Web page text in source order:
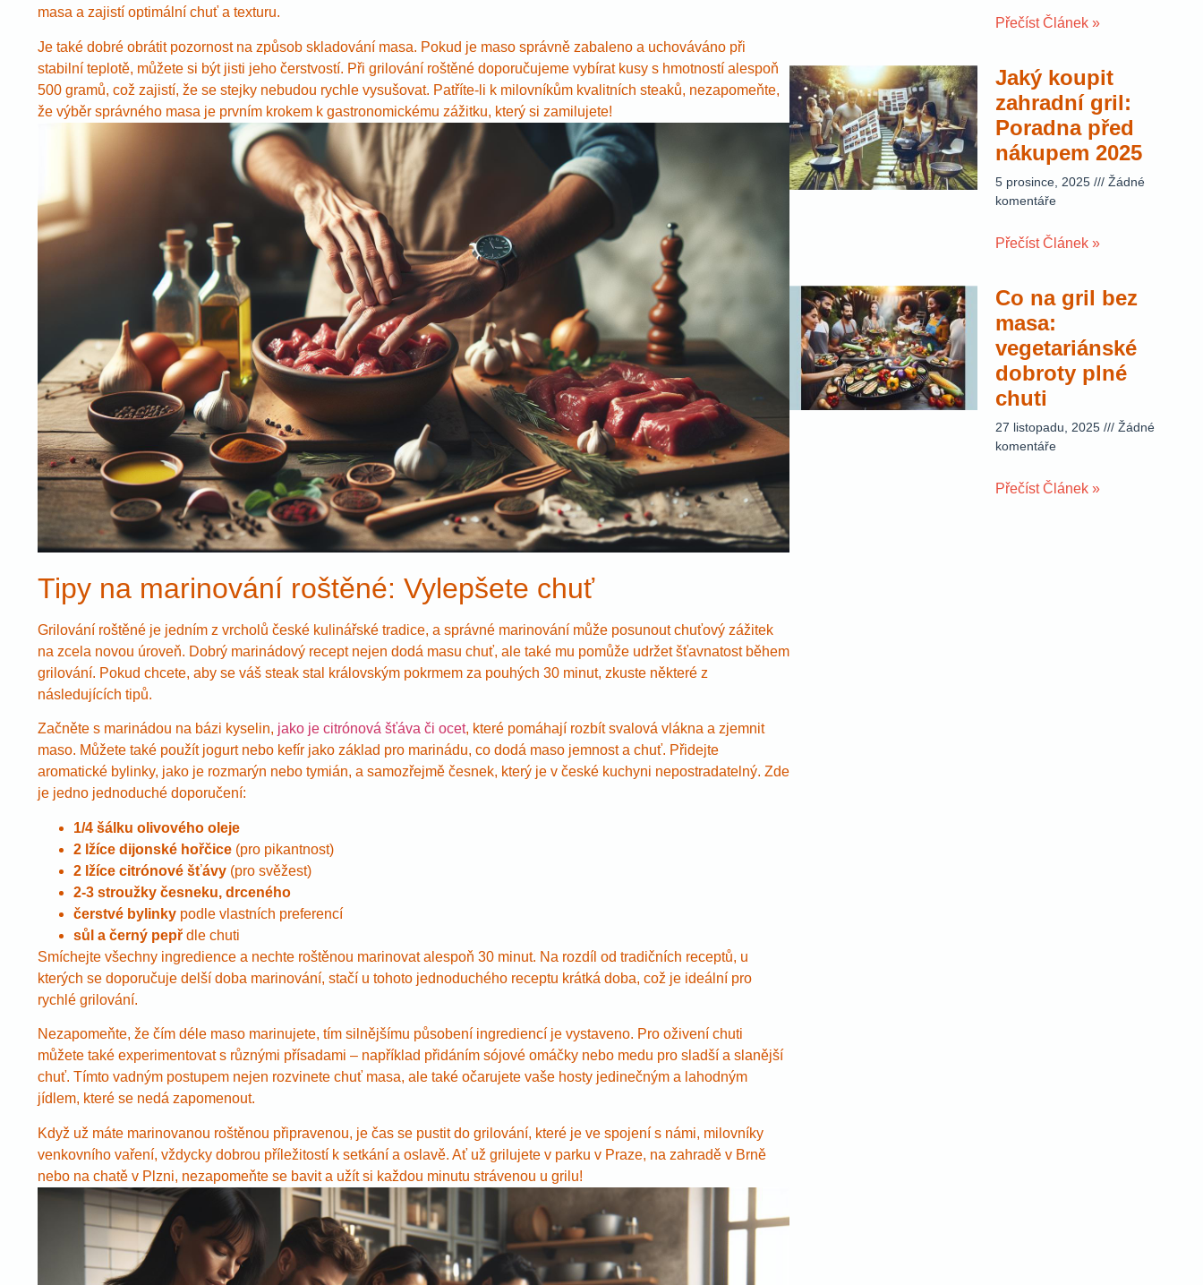
masa a zajistí optimální chuť a texturu.
Je také dobré obrátit pozornost na způsob skladování masa. Pokud je maso správně zabaleno a uchováváno při
stabilní teplotě, můžete si být jisti jeho čerstvostí. Při grilování roštěné doporučujeme vybírat kusy s hmotností alespoň
500 gramů, což zajistí, že se stejky nebudou rychle vysušovat. Patříte-li k milovníkům kvalitních steaků, nezapomeňte,
že výběr správného masa je prvním krokem k gastronomickému zážitku, který si zamilujete!
Tipy na marinování roštěné: Vylepšete chuť
Grilování roštěné je jedním z vrcholů české kulinářské tradice, a správné marinování může posunout chuťový zážitek
na zcela novou úroveň. Dobrý marinádový recept nejen dodá masu chuť, ale také mu pomůže udržet šťavnatost během
grilování. Pokud chcete, aby se váš steak stal královským pokrmem za pouhých 30 minut, zkuste některé z
následujících tipů.
Začněte s marinádou na bázi kyselin, jako je citrónová šťáva či ocet, které pomáhají rozbít svalová vlákna a zjemnit
maso. Můžete také použít jogurt nebo kefír jako základ pro marinádu, co dodá maso jemnost a chuť. Přidejte
aromatické bylinky, jako je rozmarýn nebo tymián, a samozřejmě česnek, který je v české kuchyni nepostradatelný. Zde
je jedno jednoduché doporučení:
1/4 šálku olivového oleje
2 lžíce dijonské hořčice (pro pikantnost)
2 lžíce citrónové šťávy (pro svěžest)
2-3 stroužky česneku, drceného
čerstvé bylinky podle vlastních preferencí
sůl a černý pepř dle chuti
Smíchejte všechny ingredience a nechte roštěnou marinovat alespoň 30 minut. Na rozdíl od tradičních receptů, u
kterých se doporučuje delší doba marinování, stačí u tohoto jednoduchého receptu krátká doba, což je ideální pro
rychlé grilování.
Nezapomeňte, že čím déle maso marinujete, tím silnějšímu působení ingrediencí je vystaveno. Pro oživení chuti
můžete také experimentovat s různými přísadami – například přidáním sójové omáčky nebo medu pro sladší a slanější
chuť. Tímto vadným postupem nejen rozvinete chuť masa, ale také očarujete vaše hosty jedinečným a lahodným
jídlem, které se nedá zapomenout.
Když už máte marinovanou roštěnou připravenou, je čas se pustit do grilování, které je ve spojení s námi, milovníky
venkovního vaření, vždycky dobrou příležitostí k setkání a oslavě. Ať už grilujete v parku v Praze, na zahradě v Brně
nebo na chatě v Plzni, nezapomeňte se bavit a užít si každou minutu strávenou u grilu!
Přečíst Článek »
Jaký koupit
zahradní gril:
Poradna před
nákupem 2025
5 prosince, 2025
Žádné
komentáře
Přečíst Článek »
Co na gril bez
masa:
vegetariánské
dobroty plné
chuti
27 listopadu, 2025
Žádné
komentáře
Přečíst Článek »